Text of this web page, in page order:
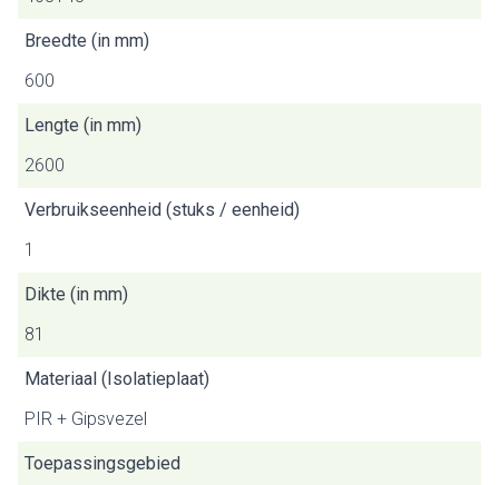
Breedte (in mm)
600
Lengte (in mm)
2600
Verbruikseenheid (stuks / eenheid)
1
Dikte (in mm)
81
Materiaal (Isolatieplaat)
PIR + Gipsvezel
Toepassingsgebied